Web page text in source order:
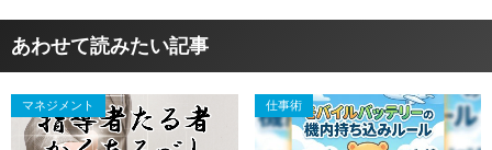
あわせて読みたい記事
マネジメント 仕事術